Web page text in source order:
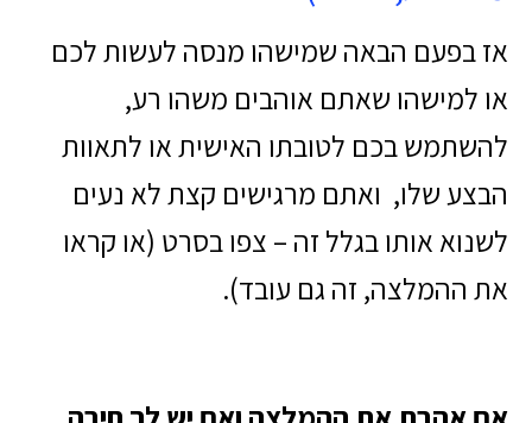
אז בפעם הבאה שמישהו מנסה לעשות לכם
או למישהו שאתם אוהבים משהו רע,
להשתמש בכם לטובתו האישית או לתאוות
הבצע שלו, ואתם מרגישים קצת לא נעים
לשנוא אותו בגלל זה – צפו בסרט (או קראו
את ההמלצה, זה גם עובד).